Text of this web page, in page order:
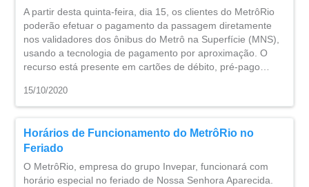
A partir desta quinta-feira, dia 15, os clientes do MetrôRio
poderão efetuar o pagamento da passagem diretamente
nos validadores dos ônibus do Metrô na Superfície (MNS),
usando a tecnologia de pagamento por aproximação. O
recurso está presente em cartões de débito, pré-pago…
15/10/2020
Horários de Funcionamento do MetrôRio no
Feriado
O MetrôRio, empresa do grupo Invepar, funcionará com
horário especial no feriado de Nossa Senhora Aparecida.